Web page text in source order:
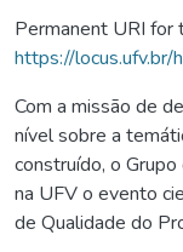
Permanent URI for
https://
Com a missão de
nível sobre a
construído, o
na UFV o evento
de Qualidade do